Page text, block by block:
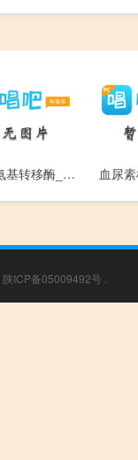
谷氨酸氨基转移酶_Gu An Suan An Ji Zhuan Yi Mei 血尿
陕ICP备05009492号